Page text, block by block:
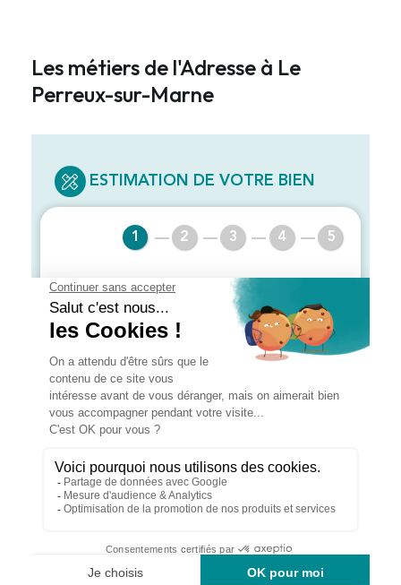
Les métiers de l'Adresse à Le
Perreux-sur-Marne